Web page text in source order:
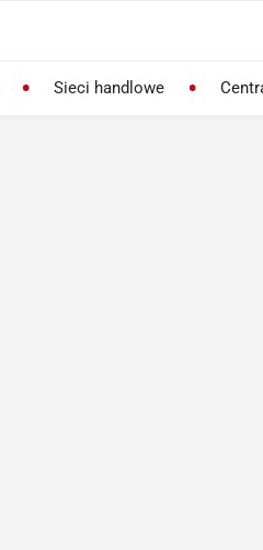
Sieci handlowe